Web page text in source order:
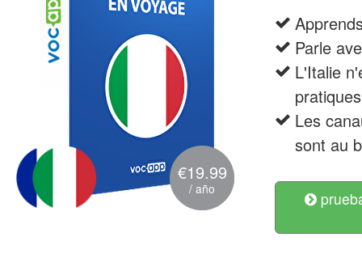
€19.99
/ año
Parle
L'Italie
pratiques
Les
sont au